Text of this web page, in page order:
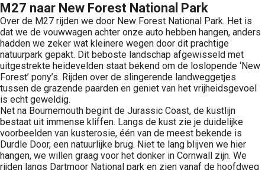
M27 naar New Forest National Park
Over de M27 rijden we door New Forest National Park. Het is
dat we de vouwwagen achter onze auto hebben hangen, anders
hadden we zeker wat kleinere wegen door dit prachtige
natuurpark gepakt. Dit beboste landschap afgewisseld met
uitgestrekte heidevelden staat bekend om de loslopende ‘New
Forest’ pony’s. Rijden over de slingerende landweggetjes
tussen de grazende paarden en geniet van het vrijheidsgevoel
is echt geweldig.
Net na Bournemouth begint de Jurassic Coast, de kustlijn
bestaat uit immense kliffen. Langs de kust zie je duidelijke
voorbeelden van kusterosie, één van de meest bekende is
Durdle Door, een natuurlijke brug. Niet te lang blijven we hier
hangen, we willen graag voor het donker in Cornwall zijn. We
rijden langs Dartmoor National park en zien vanaf de hoofdweg